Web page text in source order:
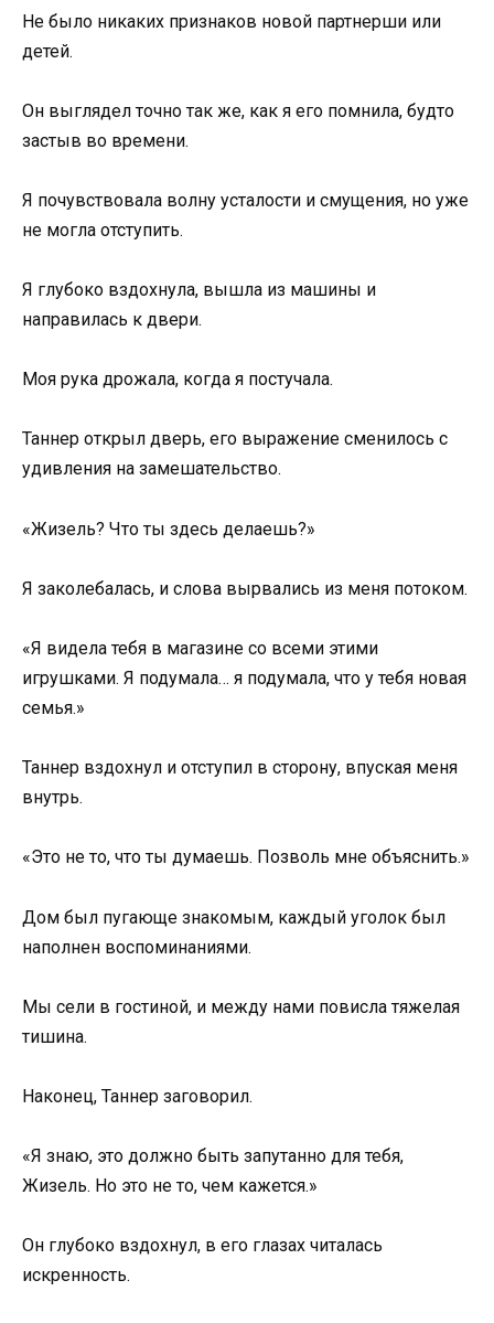
Не было никаких признаков новой партнерши или
детей.
Он выглядел точно так же, как я его помнила, будто
застыв во времени.
Я почувствовала волну усталости и смущения, но уже
не могла отступить.
Я глубоко вздохнула, вышла из машины и
направилась к двери.
Моя рука дрожала, когда я постучала.
Таннер открыл дверь, его выражение сменилось с
удивления на замешательство.
«Жизель? Что ты здесь делаешь?»
Я заколебалась, и слова вырвались из меня потоком.
«Я видела тебя в магазине со всеми этими
игрушками. Я подумала… я подумала, что у тебя новая
семья.»
Таннер вздохнул и отступил в сторону, впуская меня
внутрь.
«Это не то, что ты думаешь. Позволь мне объяснить.»
Дом был пугающе знакомым, каждый уголок был
наполнен воспоминаниями.
Мы сели в гостиной, и между нами повисла тяжелая
тишина.
Наконец, Таннер заговорил.
«Я знаю, это должно быть запутанно для тебя,
Жизель. Но это не то, чем кажется.»
Он глубоко вздохнул, в его глазах читалась
искренность.